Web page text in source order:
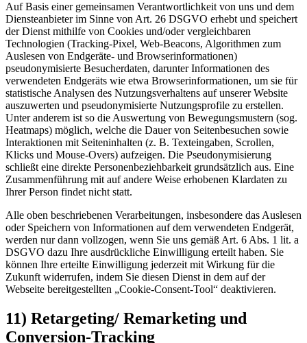
Auf Basis einer gemeinsamen Verantwortlichkeit von uns und dem
Diensteanbieter im Sinne von Art. 26 DSGVO erhebt und speichert
der Dienst mithilfe von Cookies und/oder vergleichbaren
Technologien (Tracking-Pixel, Web-Beacons, Algorithmen zum
Auslesen von Endgeräte- und Browserinformationen)
pseudonymisierte Besucherdaten, darunter Informationen des
verwendeten Endgeräts wie etwa Browserinformationen, um sie für
statistische Analysen des Nutzungsverhaltens auf unserer Website
auszuwerten und pseudonymisierte Nutzungsprofile zu erstellen.
Unter anderem ist so die Auswertung von Bewegungsmustern (sog.
Heatmaps) möglich, welche die Dauer von Seitenbesuchen sowie
Interaktionen mit Seiteninhalten (z. B. Texteingaben, Scrollen,
Klicks und Mouse-Overs) aufzeigen. Die Pseudonymisierung
schließt eine direkte Personenbeziehbarkeit grundsätzlich aus. Eine
Zusammenführung mit auf andere Weise erhobenen Klardaten zu
Ihrer Person findet nicht statt.
Alle oben beschriebenen Verarbeitungen, insbesondere das Auslesen
oder Speichern von Informationen auf dem verwendeten Endgerät,
werden nur dann vollzogen, wenn Sie uns gemäß Art. 6 Abs. 1 lit. a
DSGVO dazu Ihre ausdrückliche Einwilligung erteilt haben. Sie
können Ihre erteilte Einwilligung jederzeit mit Wirkung für die
Zukunft widerrufen, indem Sie diesen Dienst in dem auf der
Webseite bereitgestellten „Cookie-Consent-Tool“ deaktivieren.
11) Retargeting/ Remarketing und
Conversion-Tracking